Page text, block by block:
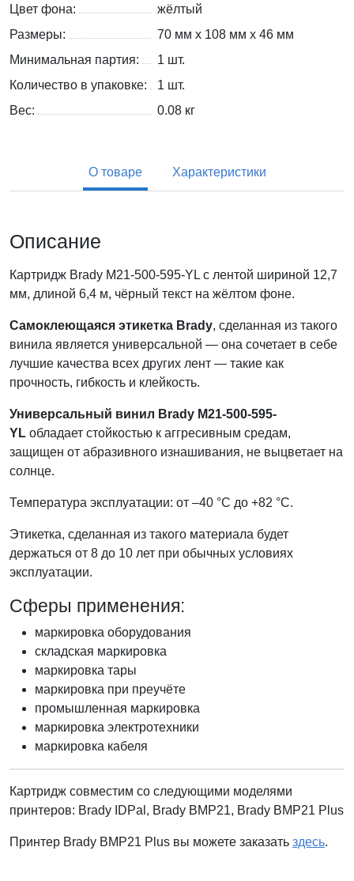
Цвет фона:
жёлтый
Размеры:
70 мм x 108 мм x 46 мм
Минимальная партия:
1 шт.
Количество в упаковке:
1 шт.
Вес:
0.08 кг
О товаре Характеристики
Описание
Картридж Brady M21-500-595-YL с лентой шириной 12,7
мм, длиной 6,4 м, чёрный текст на жёлтом фоне.
Самоклеющаяся этикетка Brady, сделанная из такого
винила является универсальной — она сочетает в себе
лучшие качества всех других лент — такие как
прочность, гибкость и клейкость.
Универсальный винил Brady M21-500-595-
YL обладает стойкостью к аггресивным средам,
защищен от абразивного изнашивания, не выцветает на
солнце.
Температура эксплуатации: от –40 °C до +82 °С.
Этикетка, сделанная из такого материала будет
держаться от 8 до 10 лет при обычных условиях
эксплуатации.
Сферы применения:
маркировка оборудования
складская маркировка
маркировка тары
маркировка при преучёте
промышленная маркировка
маркировка электротехники
маркировка кабеля
Картридж совместим со следующими моделями
принтеров: Brady IDPal, Brady ВМР21, Brady ВМР21 Plus
Принтер Brady BMP21 Plus вы можете заказать здесь.